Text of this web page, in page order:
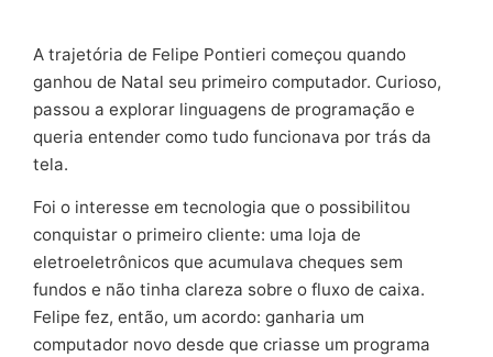
A trajetória de Felipe Pontieri começou quando
ganhou de Natal seu primeiro computador. Curioso,
passou a explorar linguagens de programação e
queria entender como tudo funcionava por trás da
tela.
Foi o interesse em tecnologia que o possibilitou
conquistar o primeiro cliente: uma loja de
eletroeletrônicos que acumulava cheques sem
fundos e não tinha clareza sobre o fluxo de caixa.
Felipe fez, então, um acordo: ganharia um
computador novo desde que criasse um programa